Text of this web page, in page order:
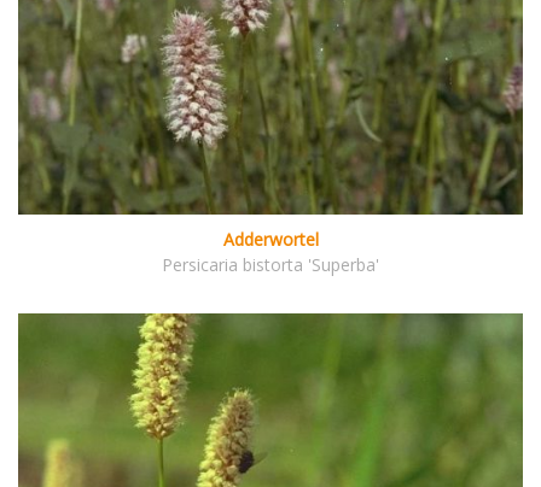
Adderwortel
Persicaria bistorta 'Superba'